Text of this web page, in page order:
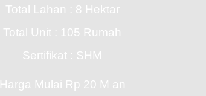
Total Lahan : 8 Hektar
Total Unit : 105 Rumah
Sertifikat : SHM
Harga Mulai Rp 20 M an